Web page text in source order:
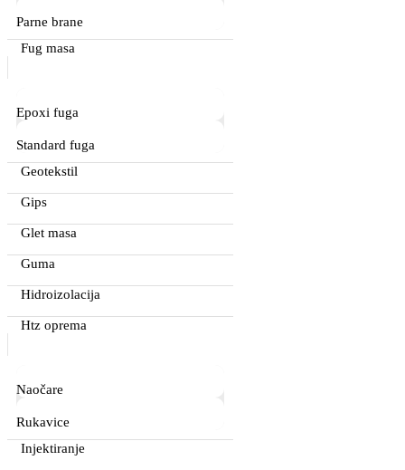
Parne brane
Fug masa
Epoxi fuga
Standard fuga
Geotekstil
Gips
Glet masa
Guma
Hidroizolacija
Htz oprema
Naočare
Rukavice
Injektiranje